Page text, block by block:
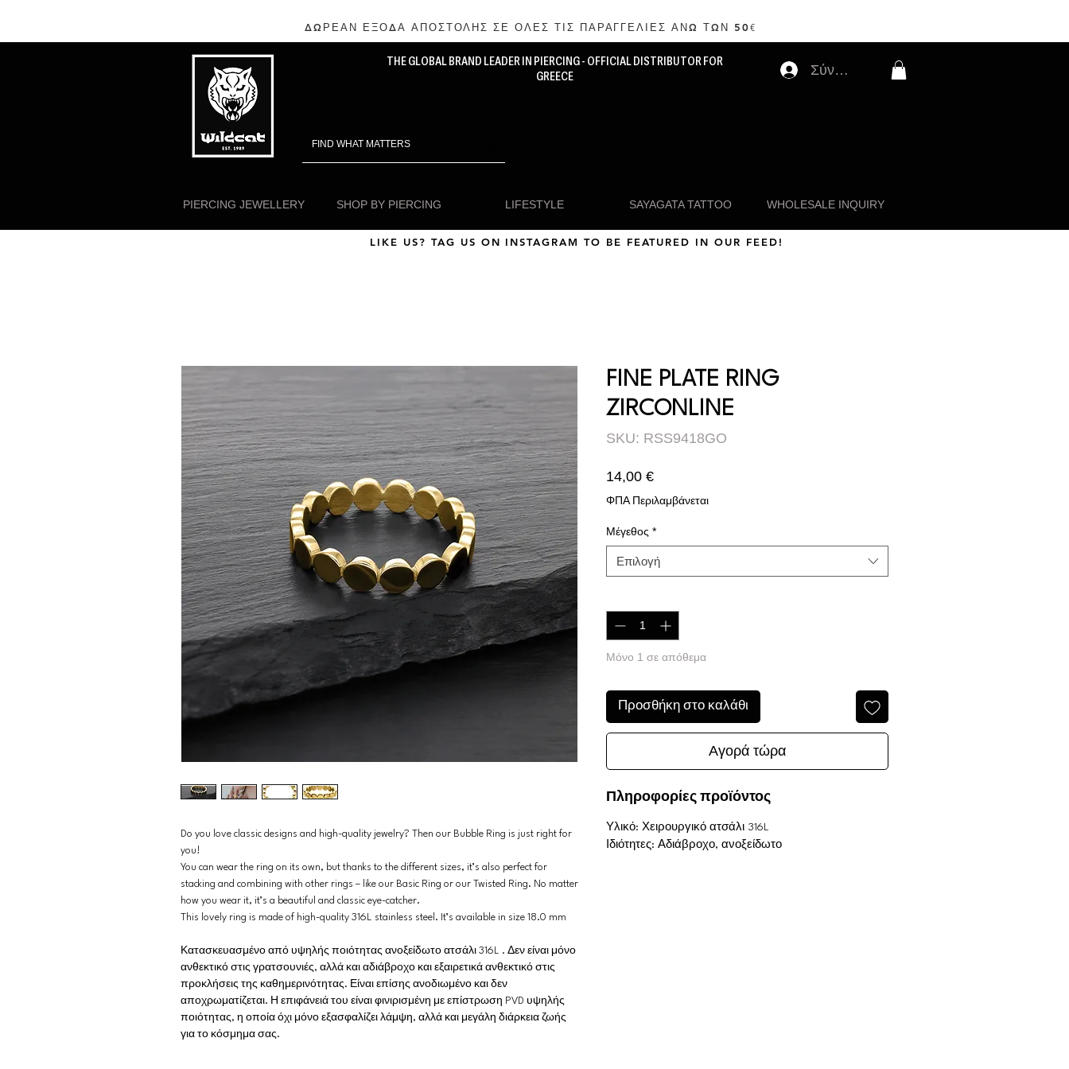
ΔΩΡΕΑΝ ΕΞΟΔΑ ΑΠΟΣΤΟΛΗΣ ΣΕ ΟΛΕΣ ΤΙΣ ΠΑΡΑΓΓΕΛΙΕΣ ΑΝΩ ΤΩΝ 50€
THE GLOBAL BRAND LEADER IN PIERCING - OFFICIAL DISTRIBUTOR FOR
GREECE
Σύνδεση
PIERCING JEWELLERY SHOP BY PIERCING LIFESTYLE SAYAGATA TATTOO WHOLESALE INQUIRY
LIKE US? TAG US ON INSTAGRAM TO BE FEATURED IN OUR FEED!
Do you love classic designs and high-quality jewelry? Then our Bubble Ring is just right for
you!
You can wear the ring on its own, but thanks to the different sizes, it’s also perfect for
stacking and combining with other rings – like our Basic Ring or our Twisted Ring. No matter
how you wear it, it’s a beautiful and classic eye-catcher.
This lovely ring is made of high-quality 316L stainless steel. It’s available in size 18.0 mm
Κατασκευασμένο από υψηλής ποιότητας ανοξείδωτο ατσάλι 316L . Δεν είναι μόνο
ανθεκτικό στις γρατσουνιές, αλλά και αδιάβροχο και εξαιρετικά ανθεκτικό στις
προκλήσεις της καθημερινότητας. Είναι επίσης ανοδιωμένο και δεν
αποχρωματίζεται. Η επιφάνειά του είναι φινιρισμένη με επίστρωση PVD υψηλής
ποιότητας, η οποία όχι μόνο εξασφαλίζει λάμψη, αλλά και μεγάλη διάρκεια ζωής
για το κόσμημα σας.
FINE PLATE RING
ZIRCONLINE
SKU: RSS9418GO
14,00 €Τιμή
ΦΠΑ Περιλαμβάνεται
Μέγεθος *
Επιλογή
Μόνο 1 σε απόθεμα
Προσθήκη στο καλάθι
Αγορά τώρα
Πληροφορίες προϊόντος
Υλικό: Χειρουργικό ατσάλι 316L
Ιδιότητες: Αδιάβροχο, ανοξείδωτο